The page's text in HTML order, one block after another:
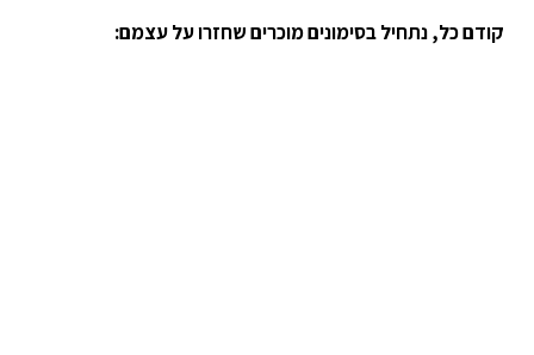
קודם כל, נתחיל בסימונים מוכרים שחזרו על עצמם: